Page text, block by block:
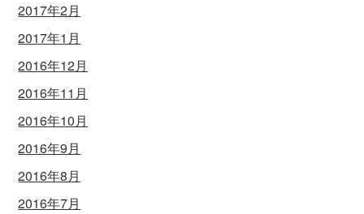
2017年2月
2017年1月
2016年12月
2016年11月
2016年10月
2016年9月
2016年8月
2016年7月